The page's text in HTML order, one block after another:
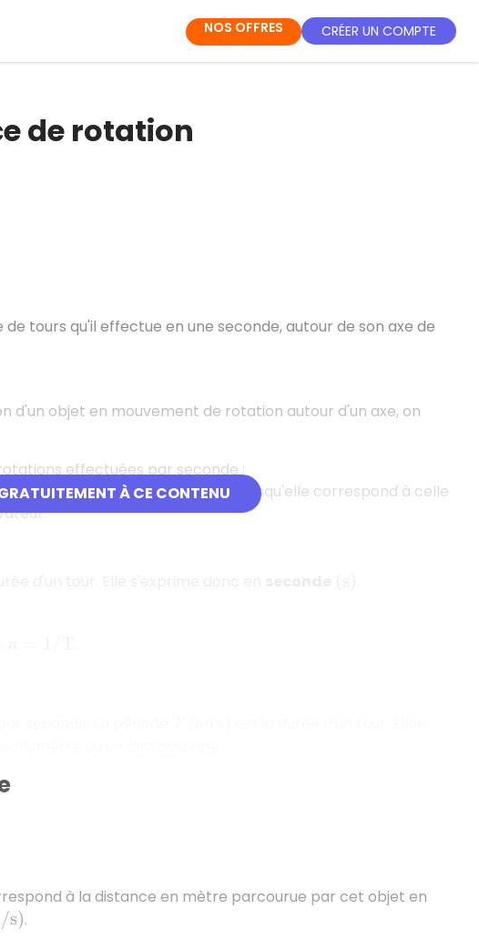
NOS OFFRES CRÉER UN COMPTE
de rotation
À CE CONTENU
tours qu'il effectue en une seconde, autour de son axe de
objet en mouvement de rotation autour d'un axe, on
effectuées par seconde ;
la fréquence peut être réglée : lorsqu'elle correspond à celle
à la distance en mètre parcourue par cet objet en
s) .